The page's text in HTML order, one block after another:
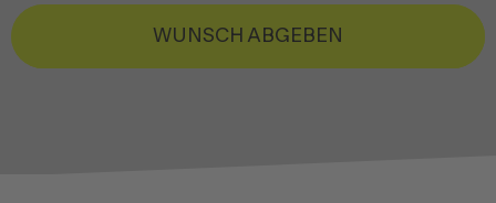
WUNSCH ABGEBEN